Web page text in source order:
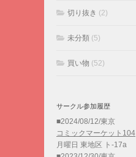
切り抜き (2)
未分類 (5)
買い物 (52)
サークル参加履歴
■2024/08/12/東京
コミックマーケット104
月曜日 東地区 ト-17a